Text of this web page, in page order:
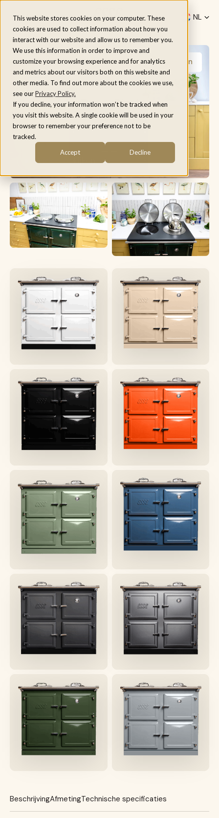
This website stores cookies on your computer. These
cookies are used to collect information about how you
interact with our website and allow us to remember you.
We use this information in order to improve and
customize your browsing experience and for analytics
and metrics about our visitors both on this website and
other media. To find out more about the cookies we use,
see ourPrivacy Policy.
If you decline, your information won’t be tracked when
you visit this website. A single cookie will be used in your
browser to remember your preference not to be
tracked.
Accept Decline
Menu
NL
be
Home/Modellen/ESSE 1000 T PRO
Meer afbeeldingen
Video bekijken
BeschrijvingAfmetingTechnische specificaties